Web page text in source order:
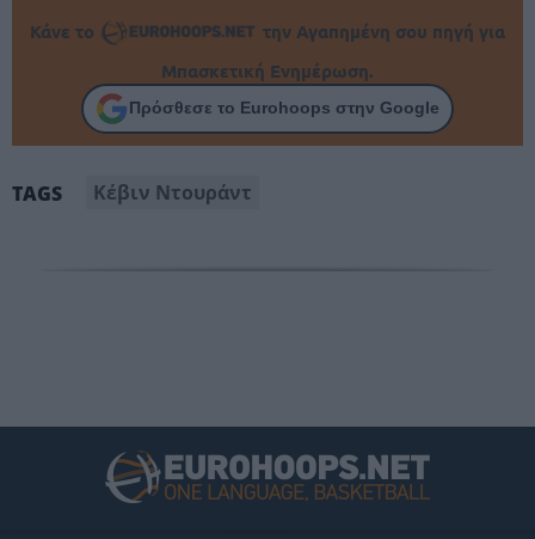
Κάνε το
την Αγαπημένη σου πηγή για
Μπασκετική Ενημέρωση.
Πρόσθεσε το Eurohoops στην Google
TAGS Κέβιν Ντουράντ